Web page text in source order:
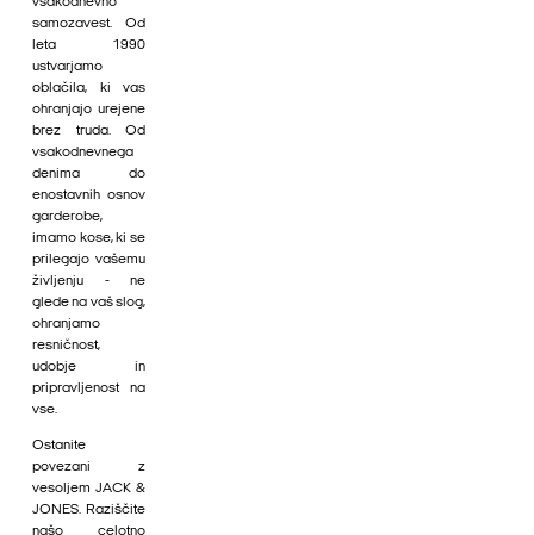
samozavest. Od
leta 1990
ustvarjamo
oblačila, ki vas
ohranjajo urejene
brez truda. Od
vsakodnevnega
denima do
enostavnih osnov
garderobe,
imamo kose, ki se
prilegajo vašemu
življenju - ne
glede na vaš slog,
ohranjamo
resničnost,
udobje in
pripravljenost na
vse.
Ostanite
povezani z
vesoljem JACK &
JONES. Raziščite
našo celotno